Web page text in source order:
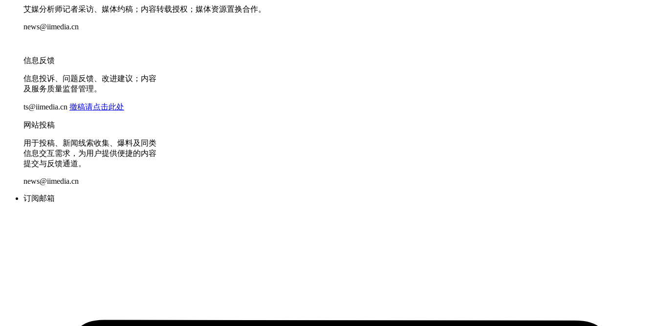
艾媒分析师记者采访、媒体约稿；内容转载授权；媒体资源置换合作。
news@iimedia.cn
信息反馈
信息投诉、问题反馈、改进建议；内容
及服务质量监督管理。
ts@iimedia.cn 撤稿请点击此处
网站投稿
用于投稿、新闻线索收集、爆料及同类
信息交互需求，为用户提供便捷的内容
提交与反馈通道。
news@iimedia.cn
订阅邮箱